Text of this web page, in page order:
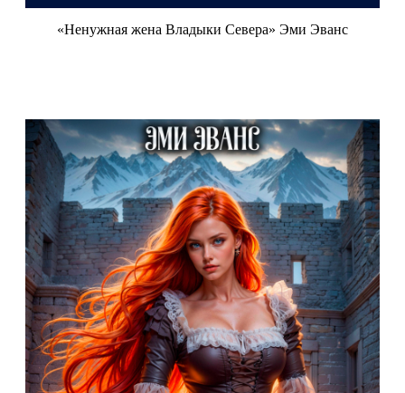
«Ненужная жена Владыки Севера» Эми Эванс